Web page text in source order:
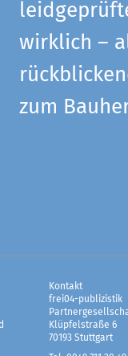
wirklich –
zum
Kontakt
frei04-publizistik
Klüpfelstraße 6
70193 Stuttgart